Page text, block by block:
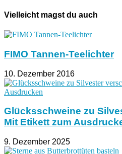
Vielleicht magst du auch
FIMO Tannen-Teelichter
10. Dezember 2016
Glücksschweine zu
Mit Etikett zum
9. Dezember 2025